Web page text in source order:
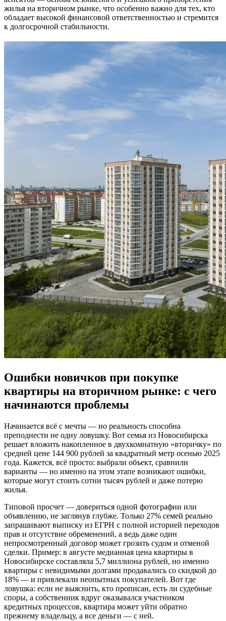
жилья на вторичном рынке, что особенно важно для тех, кто
обладает высокой финансовой ответственностью и стремится
к долгосрочной стабильности.
Ошибки новичков при покупке
квартиры на вторичном рынке: с чего
начинаются проблемы
Начинается всё с мечты — но реальность способна
преподнести не одну ловушку. Вот семья из Новосибирска
решает вложить накопленное в двухкомнатную «вторичку» по
средней цене 144 900 рублей за квадратный метр осенью 2025
года. Кажется, всё просто: выбрали объект, сравнили
варианты — но именно на этом этапе возникают ошибки,
которые могут стоить сотни тысяч рублей и даже потерю
жилья.
Типовой просчет — довериться одной фотографии или
объявлению, не заглянув глубже. Только 27% семей реально
запрашивают выписку из ЕГРН с полной историей переходов
прав и отсутствие обременений, а ведь даже один
непросмотренный договор может грозить судом и отменой
сделки. Пример: в августе медианная цена квартиры в
Новосибирске составляла 5,7 миллиона рублей, но именно
квартиры с невидимыми долгами продавались со скидкой до
18% — и привлекали неопытных покупателей. Вот где
ловушка: если не выяснить, кто прописан, есть ли судебные
споры, а собственник вдруг оказывался участником
кредитных процессов, квартира может уйти обратно
прежнему владельцу, а все деньги — с ней.